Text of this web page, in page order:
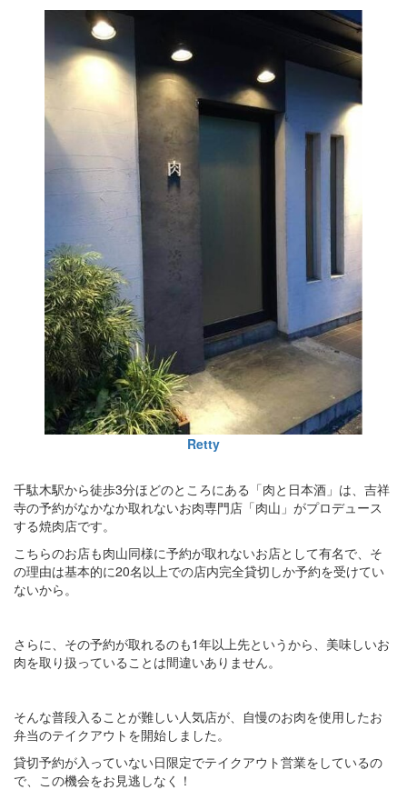
Retty
千駄木駅から徒歩3分ほどのところにある「肉と日本酒」は、吉祥
寺の予約がなかなか取れないお肉専門店「肉山」がプロデュース
する焼肉店です。
こちらのお店も肉山同様に予約が取れないお店として有名で、そ
の理由は基本的に20名以上での店内完全貸切しか予約を受けてい
ないから。
さらに、その予約が取れるのも1年以上先というから、美味しいお
肉を取り扱っていることは間違いありません。
そんな普段入ることが難しい人気店が、自慢のお肉を使用したお
弁当のテイクアウトを開始しました。
貸切予約が入っていない日限定でテイクアウト営業をしているの
で、この機会をお見逃しなく！